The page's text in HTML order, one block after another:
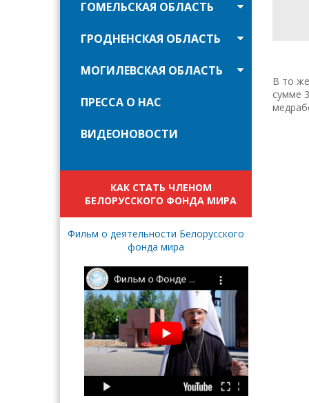
ГОМЕЛЬСКАЯ ОБЛАСТЬ
ГРОДНЕНСКАЯ ОБЛАСТЬ
МОГИЛЕВСКАЯ ОБЛАСТЬ
ПРЕССА О НАС
ВИДЕОНОВОСТИ
КАК СТАТЬ ЧЛЕНОМ
БЕЛОРУССКОГО ФОНДА МИРА
Фильм о деятельности Белорусского
фонда мира
В то
сумме